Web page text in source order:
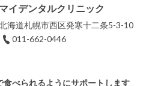
マイデンタルクリニック
海道札幌市西区発寒十二条5-3-10
011-662-0446
べられるようにサポートします